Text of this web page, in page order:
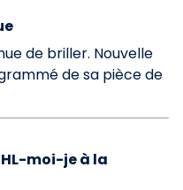
de briller. Nouvelle
de sa pièce de
moi-je à la